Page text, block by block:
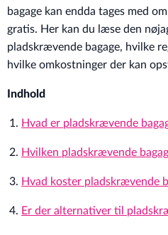
bagage kan endda tages med
gratis. Her kan du læse den
pladskrævende bagage, hvilke
hvilke omkostninger der kan
Indhold
Hvad er pladskrævende
Hvilken pladskrævende
Hvad koster pladskrævende
Er der alternativer til